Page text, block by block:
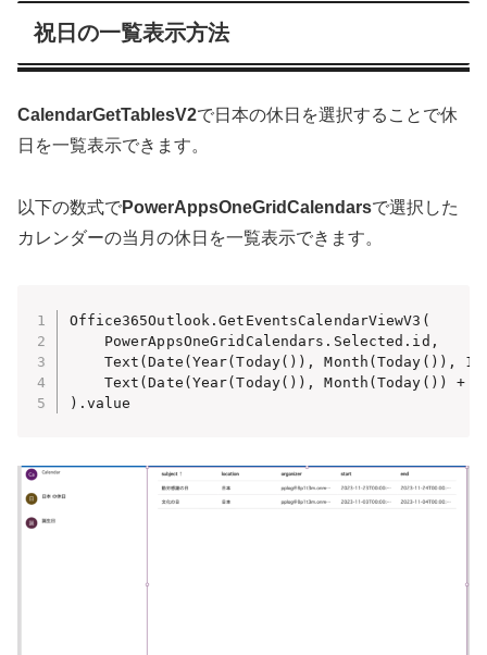
祝日の一覧表示方法
CalendarGetTablesV2で日本の休日を選択することで休
日を一覧表示できます。
以下の数式でPowerAppsOneGridCalendarsで選択した
カレンダーの当月の休日を一覧表示できます。
Office365Outlook.GetEventsCalendarViewV3(
    PowerAppsOneGridCalendars.Selected.id,
Text(Date(Year(Today()), Month(Today()),
Text(Date(Year(Today()), Month(Today()) +
).value